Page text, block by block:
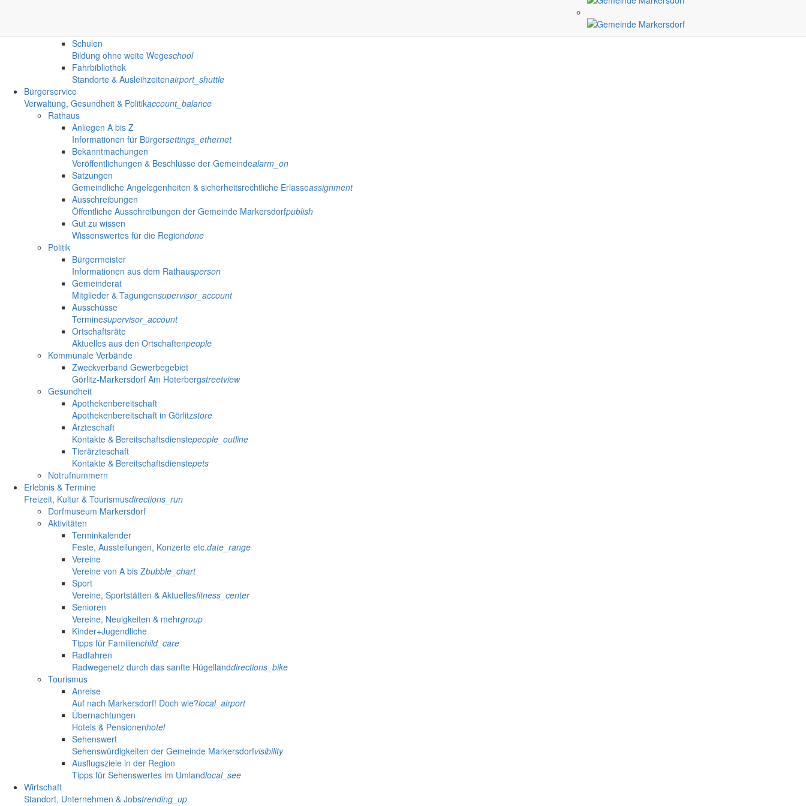
Schulen
Bildung ohne weite Wegeschool
Fahrbibliothek
Standorte & Ausleihzeitenairport_shuttle
Bürgerservice
Verwaltung, Gesundheit & Politikaccount_balance
Rathaus
Anliegen A bis Z
Informationen für Bürgersettings_ethernet
Bekanntmachungen
Veröffentlichungen & Beschlüsse der Gemeindealarm_on
Satzungen
Gemeindliche Angelegenheiten & sicherheitsrechtliche Erlasseassignment
Ausschreibungen
Öffentliche Ausschreibungen der Gemeinde Markersdorfpublish
Gut zu wissen
Wissenswertes für die Regiondone
Politik
Bürgermeister
Informationen aus dem Rathausperson
Gemeinderat
Mitglieder & Tagungensupervisor_account
Ausschüsse
Terminesupervisor_account
Ortschaftsräte
Aktuelles aus den Ortschaftenpeople
Kommunale Verbände
Zweckverband Gewerbegebiet
Görlitz-Markersdorf Am Hoterbergstreetview
Gesundheit
Apothekenbereitschaft
Apothekenbereitschaft in Görlitzstore
Ärzteschaft
Kontakte & Bereitschaftsdienstepeople_outline
Tierärzteschaft
Kontakte & Bereitschaftsdienstepets
Notrufnummern
Erlebnis & Termine
Freizeit, Kultur & Tourismusdirections_run
Dorfmuseum Markersdorf
Aktivitäten
Terminkalender
Feste, Ausstellungen, Konzerte etc.date_range
Vereine
Vereine von A bis Zbubble_chart
Sport
Vereine, Sportstätten & Aktuellesfitness_center
Senioren
Vereine, Neuigkeiten & mehrgroup
Kinder+Jugendliche
Tipps für Familienchild_care
Radfahren
Radwegenetz durch das sanfte Hügellanddirections_bike
Tourismus
Anreise
Auf nach Markersdorf! Doch wie?local_airport
Übernachtungen
Hotels & Pensionenhotel
Sehenswert
Sehenswürdigkeiten der Gemeinde Markersdorfvisibility
Ausflugsziele in der Region
Tipps für Sehenswertes im Umlandlocal_see
Wirtschaft
Standort, Unternehmen & Jobstrending_up